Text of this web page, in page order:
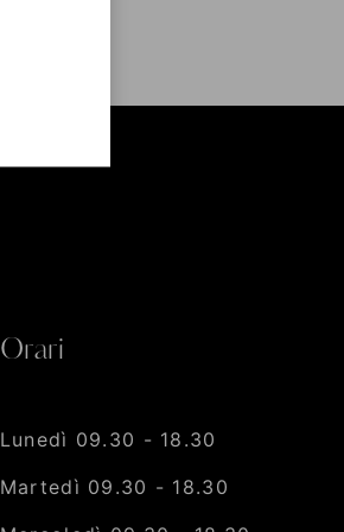
Orari
Lunedì 09.30 - 18.30
Martedì 09.30 - 18.30